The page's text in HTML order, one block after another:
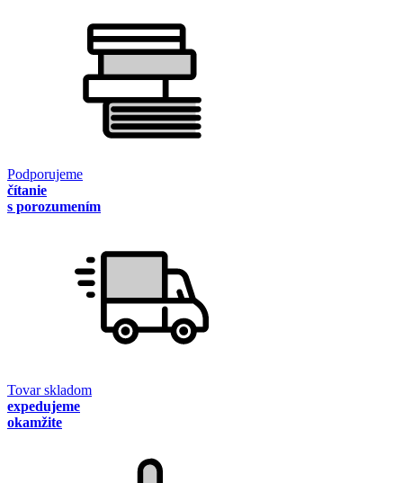
Podporujeme
čítanie
s porozumením
Tovar skladom
expedujeme
okamžite